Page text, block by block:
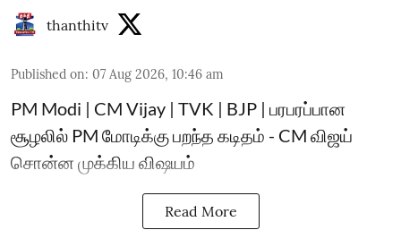
thanthitv
Published on: 07 Aug 2026, 10:46 am
PM Modi | CM Vijay | TVK | BJP | பரபரப்பான
சூழலில் PM மோடிக்கு பறந்த கடிதம் - CM விஜய்
சொன்ன முக்கிய விஷயம்
Read More